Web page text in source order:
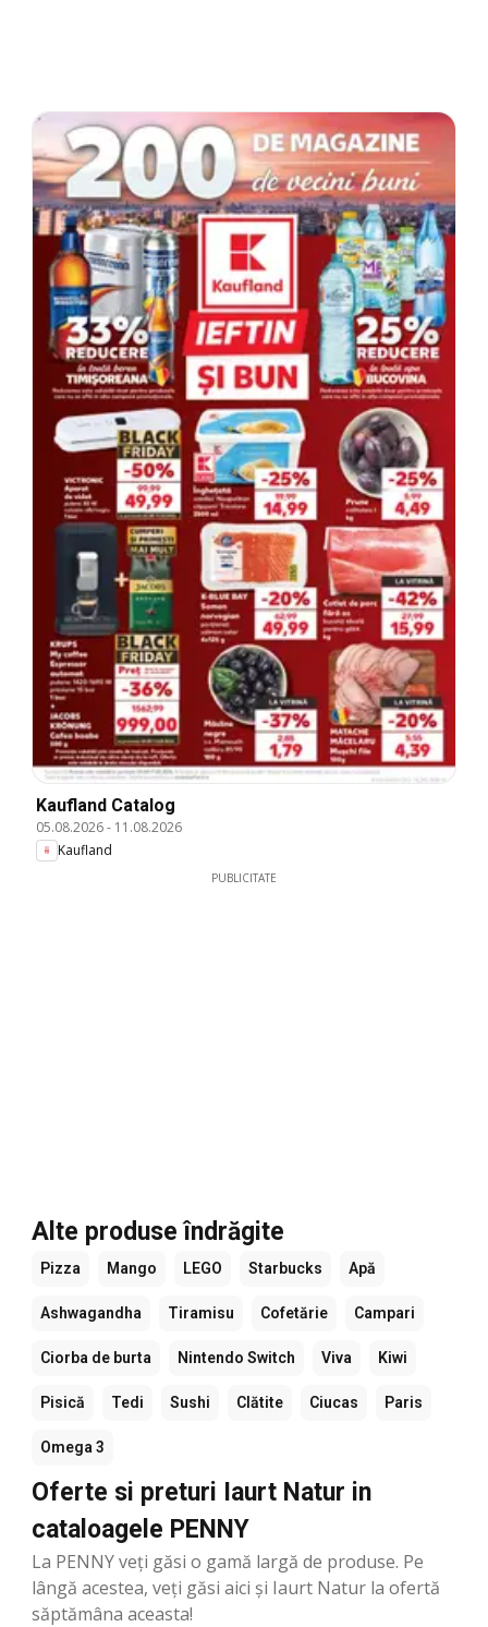
Kaufland Catalog
05.08.2026- 11.08.2026
Kaufland
PUBLICITATE
Alte produse îndrăgite
Pizza Mango LEGO Starbucks Apă
Ashwagandha Tiramisu Cofetărie Campari
Ciorba de burta Nintendo Switch Viva Kiwi
Pisică Tedi Sushi Clătite Ciucas Paris
Omega 3
Oferte si preturi Iaurt Natur in
cataloagele PENNY
La PENNY veți găsi o gamă largă de produse. Pe
lângă acestea, veți găsi aici și Iaurt Natur la ofertă
săptămâna aceasta!